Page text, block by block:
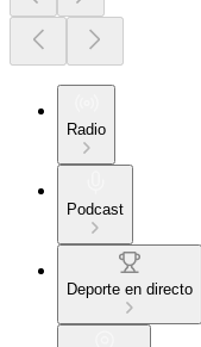
Radio
Podcast
Deporte en directo